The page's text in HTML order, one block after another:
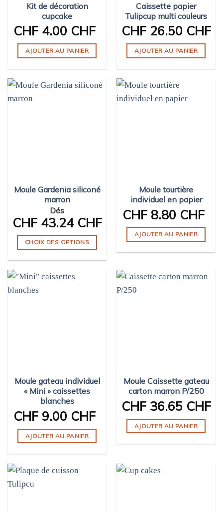
la
page
du
Kit de décoration
cupcake
CHF 4.00 CHF
AJOUTER AU PANIER
Caissette papier
Tulipcup multi couleurs
CHF26.50 CHF
AJOUTER AU PANIER
Moule Gardenia siliconé
marron
Dés
CHF43.24 CHF
CHOIX DES OPTIONS
a
la
page
du
produit
Moule tourtière
individuel en papier
CHF 8.80 CHF
AJOUTER AU PANIER
Moule gateau individuel
« Mini » caissettes
blanches
CHF 9.00 CHF
AJOUTER AU PANIER
Moule Caissette gateau
carton marron P/250
CHF36.65 CHF
AJOUTER AU PANIER